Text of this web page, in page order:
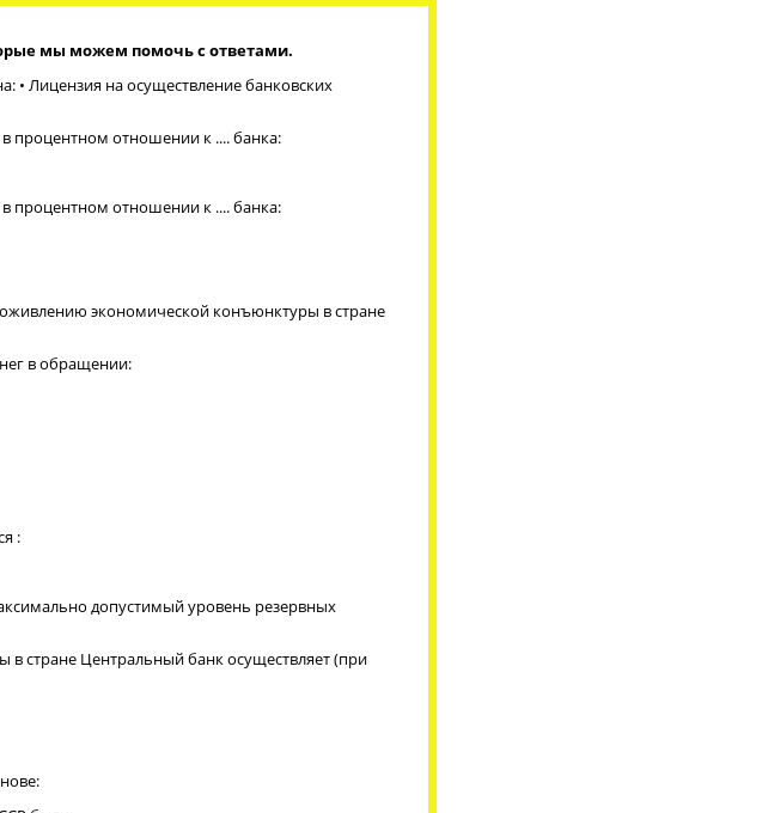
мы можем помочь с ответами.
• Лицензия на осуществление банковских
процентном отношении к .... банка:
процентном отношении к .... банка:
экономической конъюнктуры в стране
в обращении:
:
допустимый уровень резервных
в стране Центральный банк осуществляет (при